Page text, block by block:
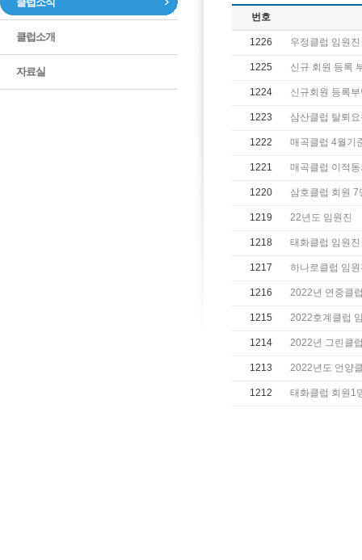
클럽소개
자료실
번호
1226 우정클럽 임원
1225 신규 회원 등록
1224 신규회원 등록
1223 삼산클럽 탈퇴
1222 매곡클럽 4월기
1221 매곡클럽 이적
1220 삼호클럽 회원 7
1219 22년도 임원진
1218 태화클럽 임원진
1217 하나로클럽 임
1216 2022년 연중클
1215 2022호계클럽
1214 2022년 그린클
1213 2022년도 언양
1212 태화클럽 회원1